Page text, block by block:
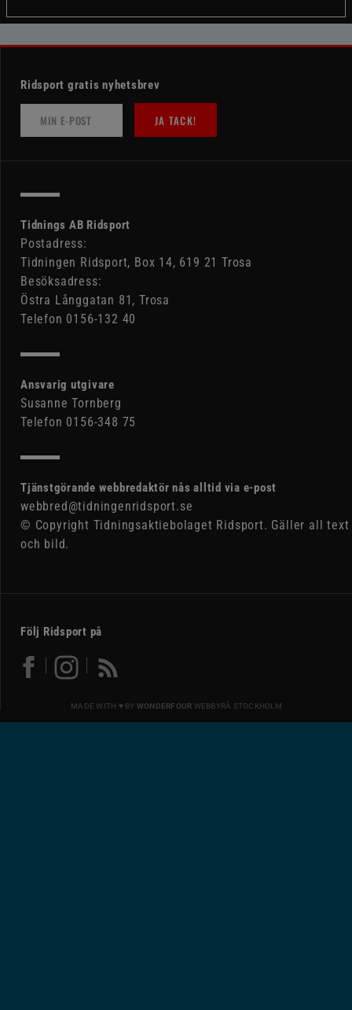
Ridsport gratis nyhetsbrev
JA TACK!
Tidnings AB Ridsport
Postadress:
Tidningen Ridsport, Box 14, 619 21 Trosa
Besöksadress:
Östra Långgatan 81, Trosa
Telefon 0156-132 40
Ansvarig utgivare
Susanne Tornberg
Telefon 0156-348 75
Tjänstgörande webbredaktör nås alltid via e-post
webbred@tidningenridsport.se
© Copyright Tidningsaktiebolaget Ridsport. Gäller all text
och bild.
Följ Ridsport på
MADE WITH ♥ BY WONDERFOUR WEBBYRÅ STOCKHOLM